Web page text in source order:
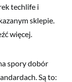
techlife i
sklepie.
więcej.
spory dobór
Są to: